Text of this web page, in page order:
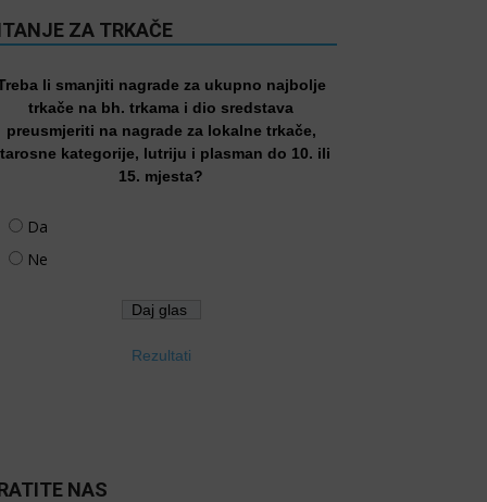
ZA TRKAČE
li smanjiti nagrade za ukupno najbolje
trkače na bh. trkama i dio sredstava
preusmjeriti na nagrade za lokalne trkače,
kategorije, lutriju i plasman do 10. ili
15. mjesta?
Da
Ne
Rezultati
NAS